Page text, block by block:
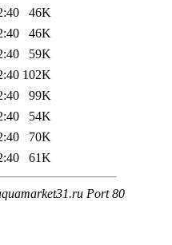
46K
46K
59K
102K
99K
54K
70K
61K
Port 80